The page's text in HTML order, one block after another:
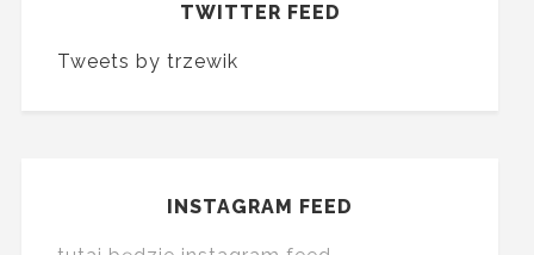
TWITTER FEED
Tweets by trzewik
INSTAGRAM FEED